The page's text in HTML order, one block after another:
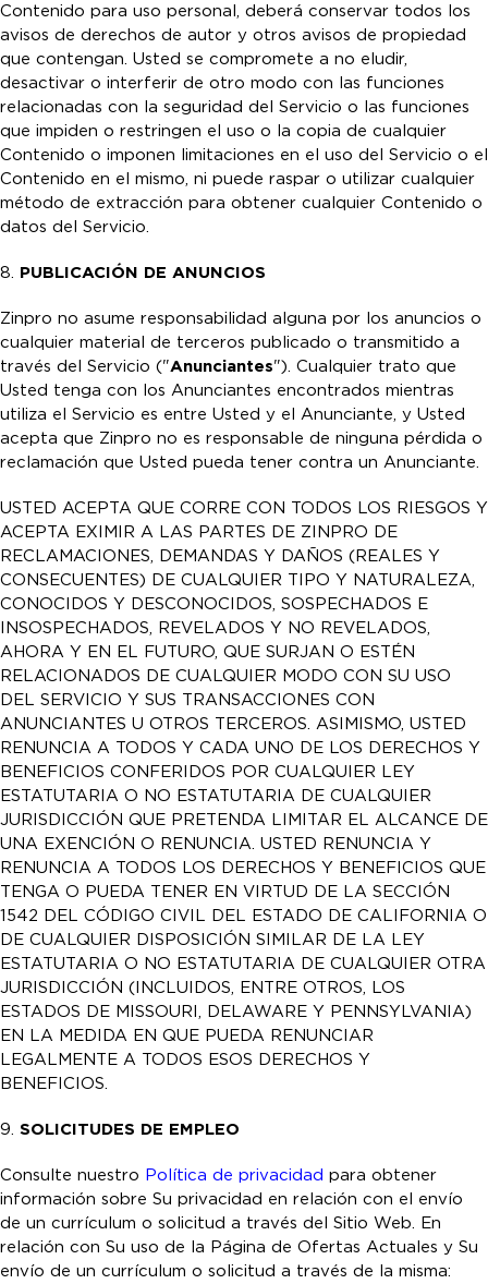
Contenido para uso personal, deberá conservar todos los
avisos de derechos de autor y otros avisos de propiedad
que contengan. Usted se compromete a no eludir,
desactivar o interferir de otro modo con las funciones
relacionadas con la seguridad del Servicio o las funciones
que impiden o restringen el uso o la copia de cualquier
Contenido o imponen limitaciones en el uso del Servicio o el
Contenido en el mismo, ni puede raspar o utilizar cualquier
método de extracción para obtener cualquier Contenido o
datos del Servicio.
8. PUBLICACIÓN DE ANUNCIOS
Zinpro no asume responsabilidad alguna por los anuncios o
cualquier material de terceros publicado o transmitido a
través del Servicio ("Anunciantes"). Cualquier trato que
Usted tenga con los Anunciantes encontrados mientras
utiliza el Servicio es entre Usted y el Anunciante, y Usted
acepta que Zinpro no es responsable de ninguna pérdida o
reclamación que Usted pueda tener contra un Anunciante.
USTED ACEPTA QUE CORRE CON TODOS LOS RIESGOS Y
ACEPTA EXIMIR A LAS PARTES DE ZINPRO DE
RECLAMACIONES, DEMANDAS Y DAÑOS (REALES Y
CONSECUENTES) DE CUALQUIER TIPO Y NATURALEZA,
CONOCIDOS Y DESCONOCIDOS, SOSPECHADOS E
INSOSPECHADOS, REVELADOS Y NO REVELADOS,
AHORA Y EN EL FUTURO, QUE SURJAN O ESTÉN
RELACIONADOS DE CUALQUIER MODO CON SU USO
DEL SERVICIO Y SUS TRANSACCIONES CON
ANUNCIANTES U OTROS TERCEROS. ASIMISMO, USTED
RENUNCIA A TODOS Y CADA UNO DE LOS DERECHOS Y
BENEFICIOS CONFERIDOS POR CUALQUIER LEY
ESTATUTARIA O NO ESTATUTARIA DE CUALQUIER
JURISDICCIÓN QUE PRETENDA LIMITAR EL ALCANCE DE
UNA EXENCIÓN O RENUNCIA. USTED RENUNCIA Y
RENUNCIA A TODOS LOS DERECHOS Y BENEFICIOS QUE
TENGA O PUEDA TENER EN VIRTUD DE LA SECCIÓN
1542 DEL CÓDIGO CIVIL DEL ESTADO DE CALIFORNIA O
DE CUALQUIER DISPOSICIÓN SIMILAR DE LA LEY
ESTATUTARIA O NO ESTATUTARIA DE CUALQUIER OTRA
JURISDICCIÓN (INCLUIDOS, ENTRE OTROS, LOS
ESTADOS DE MISSOURI, DELAWARE Y PENNSYLVANIA)
EN LA MEDIDA EN QUE PUEDA RENUNCIAR
LEGALMENTE A TODOS ESOS DERECHOS Y
BENEFICIOS.
9. SOLICITUDES DE EMPLEO
Consulte nuestro Política de privacidad para obtener
información sobre Su privacidad en relación con el envío
de un currículum o solicitud a través del Sitio Web. En
relación con Su uso de la Página de Ofertas Actuales y Su
envío de un currículum o solicitud a través de la misma: